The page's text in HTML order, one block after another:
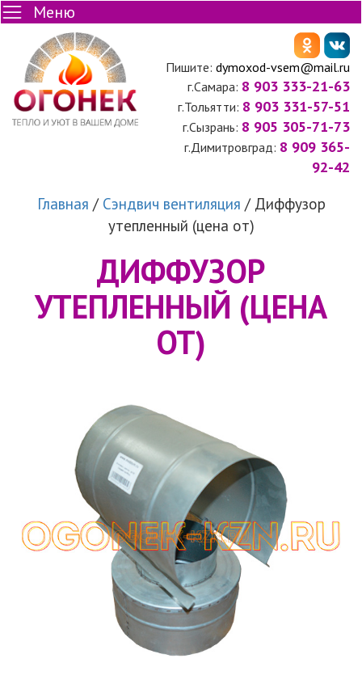
Меню
Пишите: dymoxod-vsem@mail.ru
г.Самара: 8 903 333-21-63
г.Тольятти: 8 903 331-57-51
г.Сызрань: 8 905 305-71-73
г.Димитровград: 8 909 365-
92-42
Главная / Сэндвич вентиляция / Диффузор
утепленный (цена от)
ДИФФУЗОР
УТЕПЛЕННЫЙ (ЦЕНА
ОТ)